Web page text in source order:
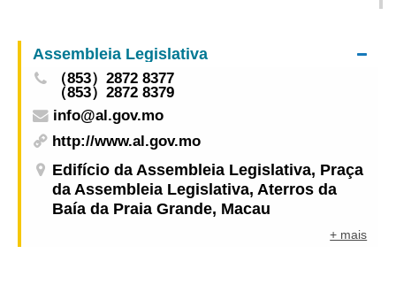
Assembleia Legislativa
（853）2872 8377
（853）2872 8379
info@al.gov.mo
http://www.al.gov.mo
Edifício da Assembleia Legislativa, Praça
da Assembleia Legislativa, Aterros da
Baía da Praia Grande, Macau
+ mais